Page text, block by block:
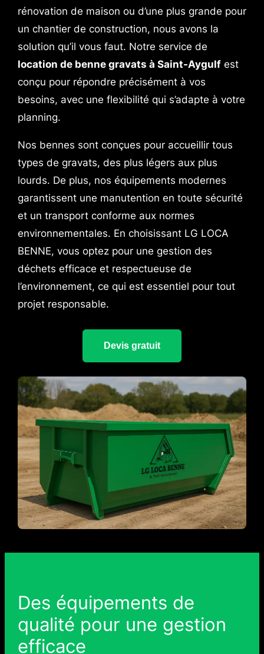
rénovation de maison ou d’une plus grande pour
un chantier de construction, nous avons la
solution qu’il vous faut. Notre service de
location de benne gravats à Saint-Aygulfest
conçu pour répondre précisément à vos
besoins, avec une flexibilité qui s’adapte à votre
planning.
Nos bennes sont conçues pour accueillir tous
types de gravats, des plus légers aux plus
lourds. De plus, nos équipements modernes
garantissent une manutention en toute sécurité
et un transport conforme aux normes
environnementales. En choisissant LG LOCA
BENNE, vous optez pour une gestion des
déchets efficace et respectueuse de
l’environnement, ce qui est essentiel pour tout
projet responsable.
Devis gratuit
Des équipements de
qualité pour une gestion
efficace